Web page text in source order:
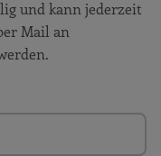
und kann jederzeit
Mail an